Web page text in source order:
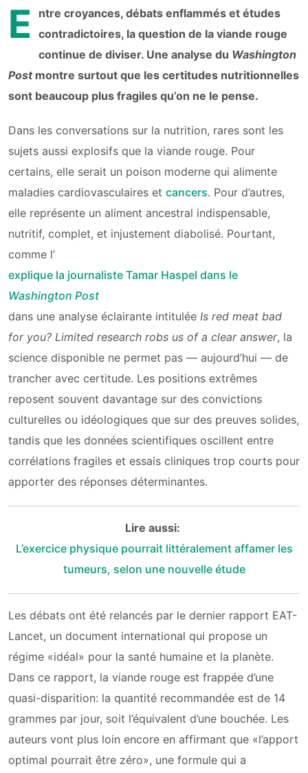
E
ntre croyances, débats enflammés et études
contradictoires, la question de la viande rouge
continue de diviser. Une analyse du Washington
Postmontre surtout que les certitudes nutritionnelles
sont beaucoup plus fragiles qu’on ne le pense.
Dans les conversations sur la nutrition, rares sont les
sujets aussi explosifs que la viande rouge. Pour
certains, elle serait un poison moderne qui alimente
maladies cardiovasculaires et cancers. Pour d’autres,
elle représente un aliment ancestral indispensable,
nutritif, complet, et injustement diabolisé. Pourtant,
comme l’
explique la journaliste Tamar Haspel dans le
Washington Post
dans une analyse éclairante intitulée Is red meat bad
for you? Limited research robs us of a clear answer, la
science disponible ne permet pas — aujourd’hui — de
trancher avec certitude. Les positions extrêmes
reposent souvent davantage sur des convictions
culturelles ou idéologiques que sur des preuves solides,
tandis que les données scientifiques oscillent entre
corrélations fragiles et essais cliniques trop courts pour
apporter des réponses déterminantes.
Lire aussi:
L’exercice physique pourrait littéralement affamer les
tumeurs, selon une nouvelle étude
Les débats ont été relancés par le dernier rapport EAT-
Lancet, un document international qui propose un
régime «idéal» pour la santé humaine et la planète.
Dans ce rapport, la viande rouge est frappée d’une
quasi-disparition: la quantité recommandée est de 14
grammes par jour, soit l’équivalent d’une bouchée. Les
auteurs vont plus loin encore en affirmant que «l’apport
optimal pourrait être zéro», une formule qui a